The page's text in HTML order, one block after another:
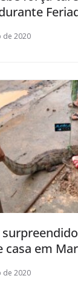
de 2020
casa em
de 2020